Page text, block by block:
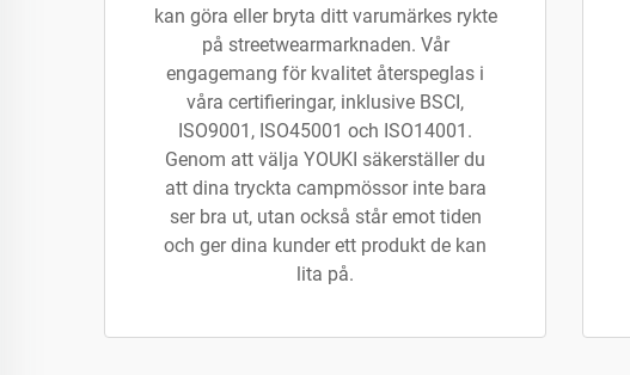
kan göra eller bryta ditt varumärkes rykte
på streetwearmarknaden. Vår
engagemang för kvalitet återspeglas i
våra certifieringar, inklusive BSCI,
ISO9001, ISO45001 och ISO14001.
Genom att välja YOUKI säkerställer du
att dina tryckta campmössor inte bara
ser bra ut, utan också står emot tiden
och ger dina kunder ett produkt de kan
lita på.